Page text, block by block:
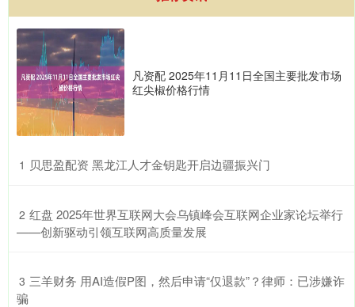
凡资配 2025年11月11日全国主要批发市场
红尖椒价格行情
1 ​贝思盈配资 黑龙江人才金钥匙开启边疆振兴门
2 ​红盘 2025年世界互联网大会乌镇峰会互联网企业家论坛举行
——创新驱动引领互联网高质量发展
3 ​三羊财务 用AI造假P图，然后申请“仅退款”？律师：已涉嫌诈
骗